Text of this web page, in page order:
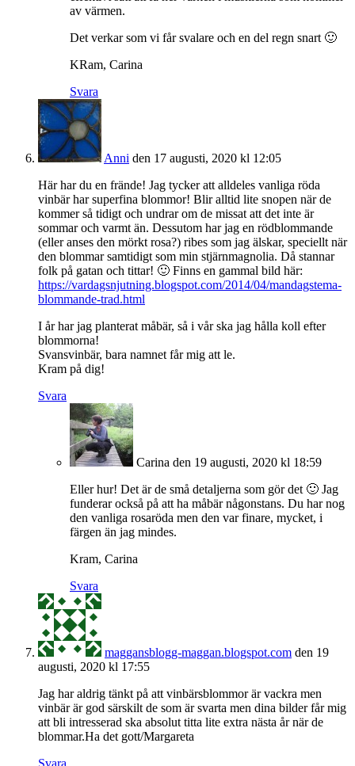
av värmen.
Det verkar som vi får svalare och en del regn snart 🙂
KRam, Carina
Svara
Anni den 17 augusti, 2020 kl 12:05
Här har du en frände! Jag tycker att alldeles vanliga röda
vinbär har superfina blommor! Blir alltid lite snopen när de
kommer så tidigt och undrar om de missat att det inte är
sommar och varmt än. Dessutom har jag en rödblommande
(eller anses den mörkt rosa?) ribes som jag älskar, speciellt när
den blommar samtidigt som min stjärnmagnolia. Då stannar
folk på gatan och tittar! 🙂 Finns en gammal bild här:
https://vardagsnjutning.blogspot.com/2014/04/mandagstema-
blommande-trad.html
I år har jag planterat måbär, så i vår ska jag hålla koll efter
blommorna!
Svansvinbär, bara namnet får mig att le.
Kram på dig!
Svara
Carina den 19 augusti, 2020 kl 18:59
Eller hur! Det är de små detaljerna som gör det 🙂 Jag
funderar också på att ha måbär någonstans. Du har nog
den vanliga rosaröda men den var finare, mycket, i
färgen än jag mindes.
Kram, Carina
Svara
maggansblogg-maggan.blogspot.com den 19
augusti, 2020 kl 17:55
Jag har aldrig tänkt på att vinbärsblommor är vackra men
vinbär är god särskilt de som är svarta men dina bilder får mig
att bli intresserad ska absolut titta lite extra nästa år när de
blommar.Ha det gott/Margareta